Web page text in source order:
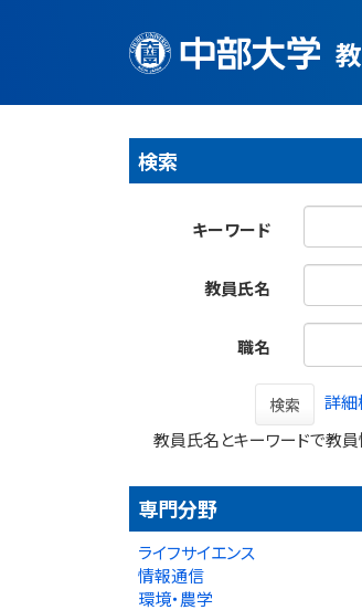
検索
キーワード
教員氏名
職名
検索
詳細
教員氏名とキーワードで教員
専門分野
ライフサイエンス
情報通信
環境・農学